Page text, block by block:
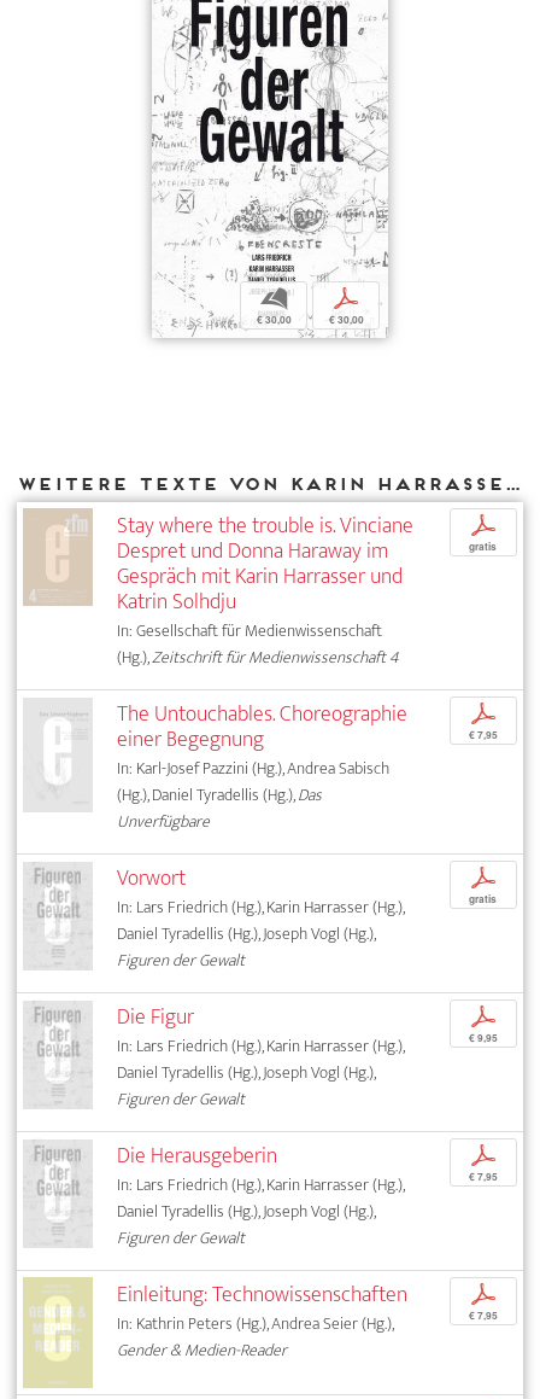
b
€ 30,00
p
€ 30,00
Weitere Texte von Karin Harrasser bei DIAPHANES
Stay where the trouble is. Vinciane
Despret und Donna Haraway im
Gespräch mit Karin Harrasser und
Katrin Solhdju
In: Gesellschaft für Medienwissenschaft
(Hg.),Zeitschrift für Medienwissenschaft 4
p
gratis
The Untouchables. Choreographie
einer Begegnung
In: Karl-Josef Pazzini (Hg.), Andrea Sabisch
(Hg.), Daniel Tyradellis (Hg.),Das
Unverfügbare
p
€ 7,95
Vorwort
In: Lars Friedrich (Hg.), Karin Harrasser (Hg.),
Daniel Tyradellis (Hg.), Joseph Vogl (Hg.),
Figuren der Gewalt
p
gratis
Die Figur
In: Lars Friedrich (Hg.), Karin Harrasser (Hg.),
Daniel Tyradellis (Hg.), Joseph Vogl (Hg.),
Figuren der Gewalt
p
€ 9,95
Die Herausgeberin
In: Lars Friedrich (Hg.), Karin Harrasser (Hg.),
Daniel Tyradellis (Hg.), Joseph Vogl (Hg.),
Figuren der Gewalt
p
€ 7,95
Einleitung: Technowissenschaften
In: Kathrin Peters (Hg.), Andrea Seier (Hg.),
Gender & Medien-Reader
p
€ 7,95